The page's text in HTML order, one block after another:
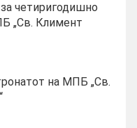
четиригодишно
„Св. Климент
на МПБ „Св.